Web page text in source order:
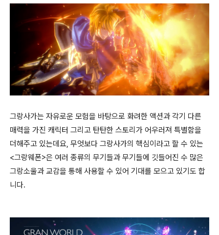
그랑사가는 자유로운 모험을 바탕으로 화려한 액션과 각기 다른
매력을 가진 캐릭터 그리고 탄탄한 스토리가 어우러져 특별함을
더해주고 있는데요, 무엇보다 그랑사가의 핵심이라고 할 수 있는
<그랑웨폰>은 여러 종류의 무기들과 무기들에 깃들어진 수 많은
그랑소울과 교감을 통해 사용할 수 있어 기대를 모으고 있기도 합
니다.